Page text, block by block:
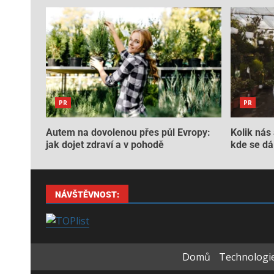
PR
Autem na dovolenou přes půl Evropy:
jak dojet zdraví a v pohodě
PR
Kolik nás
kde se
NÁVŠTĚVNOST:
Domů